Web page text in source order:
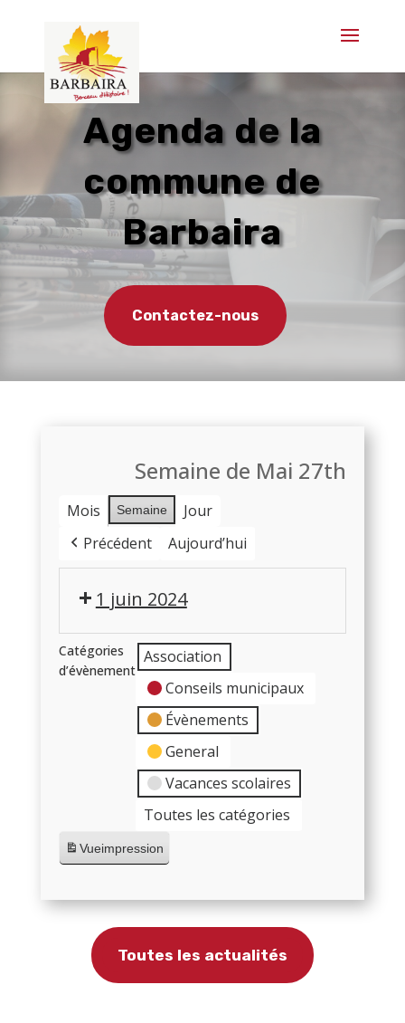
Agenda de la
commune de
Barbaira
Contactez-nous
Semaine de Mai 27th
Mois Semaine
Jour
Précédent
Aujourd’hui
1 juin 2024
Catégories
d’évènement
Association
Conseils municipaux
Évènements
General
Vacances scolaires
Toutes les catégories
Vueimpression
Toutes les actualités